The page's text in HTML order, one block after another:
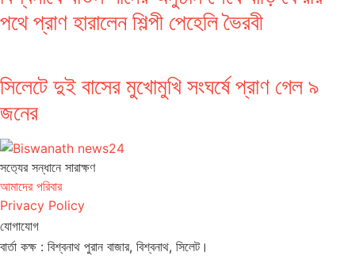
পথে প্রাণ হারালেন শিল্পী পেহেলি ভৈরবী
সিলেটে দুই বাসের মুখোমুখি সংঘর্ষে প্রাণ গেল ৯
জনের
সত‌্যের সন্ধানে সারাক্ষণ
আমাদের পরিবার
Privacy Policy
যোগাযোগ
বার্তা কক্ষ : বিশ্বনাথ পুরান বাজার, বিশ্বনাথ, সিলেট।